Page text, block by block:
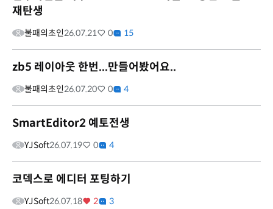
재탄생
불패의초인26.07.21 0 15
zb5 레이아웃 한번...만들어봤어요..
불패의초인26.07.20 0 4
SmartEditor2 예토전생
YJSoft26.07.19 0 4
코덱스로 에디터 포팅하기
YJSoft26.07.18 2 3